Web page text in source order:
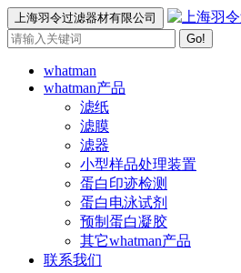
上海羽令过滤器材有限公司
Go!
whatman
whatman产品
滤纸
滤膜
滤器
小型样品处理装置
蛋白印迹检测
蛋白电泳试剂
预制蛋白凝胶
其它whatman产品
联系我们